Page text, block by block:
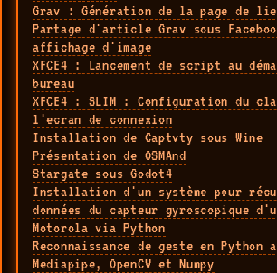
Grav : Génération de la page de
Partage d'article Grav sous
affichage d'image
XFCE4 : Lancement de script au
bureau
XFCE4 : SLIM : Configuration du
l'ecran de connexion
Installation de Captvty sous Wine
Présentation de OSMAnd
Stargate sous Godot4
Installation d'un système pour
données du capteur gyroscopique
Motorola via Python
Reconnaissance de geste en Python
Mediapipe, OpenCV et Numpy